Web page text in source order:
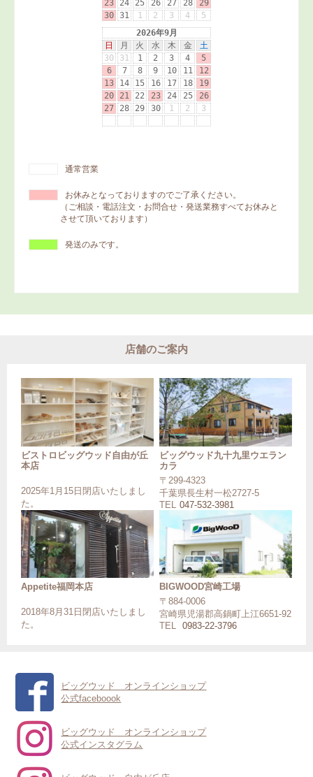
通常営業
お休みとなっておりますのでご了承ください。
（ご相談・電話注文・お問合せ・発送業務すべてお休みと
させて頂いております）
発送のみです。
店舗のご案内
ビストロビッグウッド自由が丘
本店
2025年1月15日閉店いたしまし
た。
ビッグウッド九十九里ウエラン
カラ
〒299-4323
千葉県長生村一松2727-5
TEL 047-532-3981
Appetite福岡本店
2018年8月31日閉店いたしまし
た。
BIGWOOD宮崎工場
〒884-0006
宮崎県児湯郡高鍋町上江6651-92
TEL
0983-22-3796
ビッグウッド オンラインショップ
公式faceboook
ビッグウッド オンラインショップ
公式インスタグラム